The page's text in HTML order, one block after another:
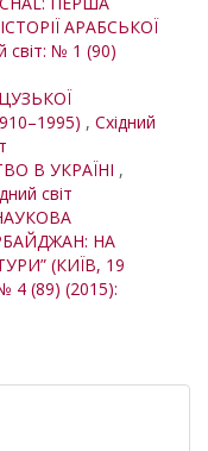
АРАБСЬКОЇ
світ: № 1 (90)
, Східний
В УКРАЇНІ ,
світ
НА
(КИЇВ, 19
4 (89) (2015):